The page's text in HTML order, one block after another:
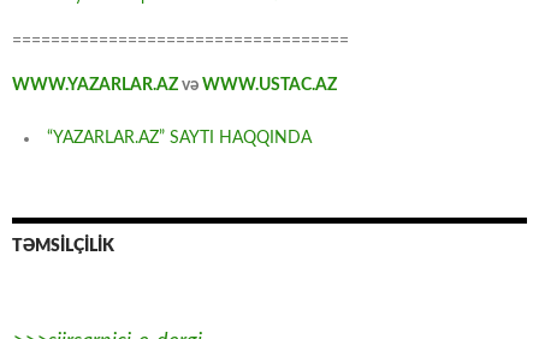
===================================
WWW.YAZARLAR.AZ və WWW.USTAC.AZ
“YAZARLAR.AZ” SAYTI HAQQINDA
TƏMSİLÇİLİK